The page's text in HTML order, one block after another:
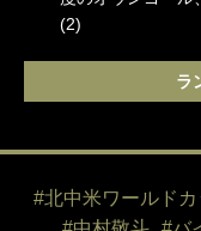
(2)
ラ
#北中米ワールド